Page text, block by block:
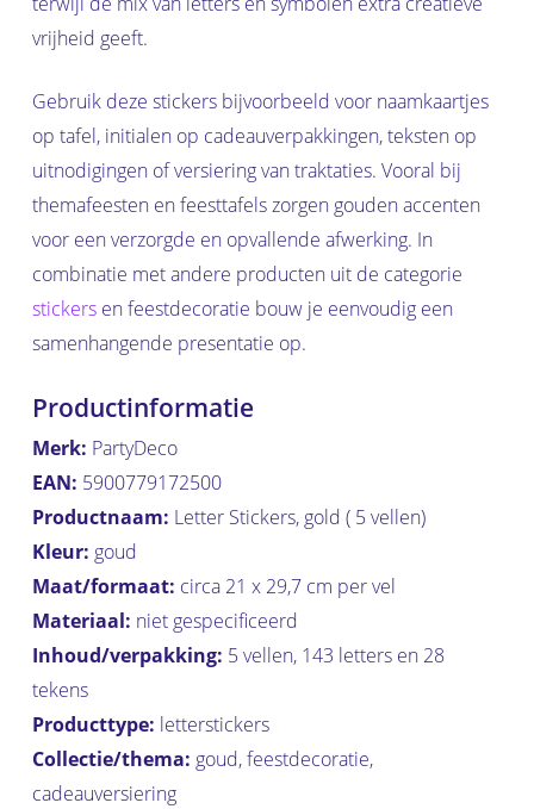
vrijheid geeft.
Gebruik deze stickers bijvoorbeeld voor naamkaartjes
op tafel, initialen op cadeauverpakkingen, teksten op
uitnodigingen of versiering van traktaties. Vooral bij
themafeesten en feesttafels zorgen gouden accenten
voor een verzorgde en opvallende afwerking. In
combinatie met andere producten uit de categorie
stickersen feestdecoratie bouw je eenvoudig een
samenhangende presentatie op.
Productinformatie
Merk: PartyDeco
EAN: 5900779172500
Productnaam: Letter Stickers, gold ( 5 vellen)
Kleur: goud
Maat/formaat: circa 21 x 29,7 cm per vel
Materiaal: niet gespecificeerd
Inhoud/verpakking: 5 vellen, 143 letters en 28
tekens
Producttype: letterstickers
Collectie/thema: goud, feestdecoratie,
cadeauversiering